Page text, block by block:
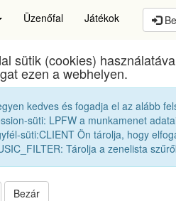
Üzenőfal Játékok
Zsigmond Unitárius
T.
sütik (cookies)
ezen a webhelyen.
kedves és fogadja el az alább
süti: LPFW a munkamenet
süti:CLIENT Ön tárolja, hogy
Tárolja a zenelista
Bezár